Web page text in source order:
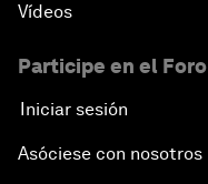
Vídeos
Participe en el Foro
Iniciar sesión
Asóciese con nosotros